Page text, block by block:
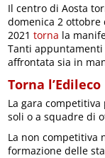
Il centro di Aosta
domenica 2 ottobre
2021torna la
Tanti appuntamenti
affrontata sia in
Torna l’Edileco
La gara
soli o a squadre di
La non competitiva
formazione delle